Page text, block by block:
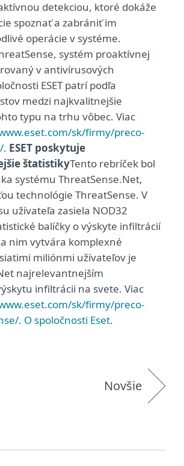
detekciou, ktoré dokáže
spoznať a zabrániť im
operácie v systéme.
systém proaktívnej
v antivírusových
ESET patrí podľa
medzi najkvalitnejšie
typu na trhu vôbec. Viac
sk/firmy/preco-
. ESET poskytuje
štatistikyTento rebríček bol
systému ThreatSense.Net,
technológie ThreatSense. V
užívateľa zasiela NOD32
balíčky o výskyte infiltrácií
nim vytvára komplexné
miliónmi užívateľov je
najrelevantnejším
infiltrácii na svete. Viac
sk/firmy/preco-
. O spoločnosti Eset.
Novšie